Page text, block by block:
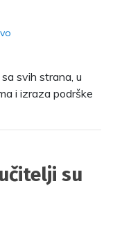
svih strana, u
i izraza podrške
su